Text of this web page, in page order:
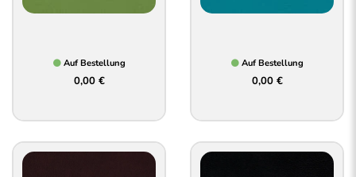
Auf Bestellung
0,00 €
Auf Bestellung
0,00 €